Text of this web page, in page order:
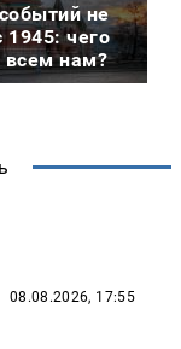
не
1945: чего
нам?
08.08.2026, 17:55